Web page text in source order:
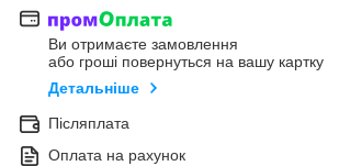
Ви отримаєте замовлення
або гроші повернуться на вашу картку
Детальніше
Післяплата
Оплата на рахунок